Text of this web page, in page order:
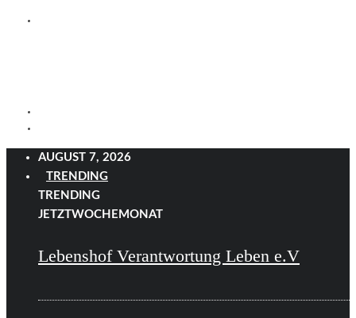
AUGUST 7, 2026
TRENDING
TRENDING
JETZTWOCHE MONAT
Lebenshof Verantwortung Leben e.V